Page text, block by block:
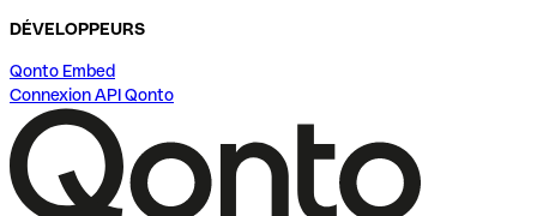
DÉVELOPPEURS
Qonto Embed
Connexion API Qonto